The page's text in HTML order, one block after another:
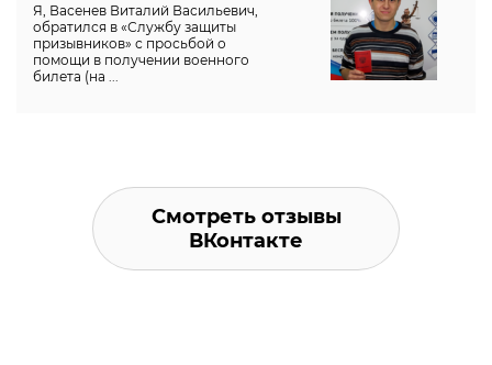
Я, Васенев Виталий Васильевич,
обратился в «Службу защиты
призывников» с просьбой о
помощи в получении военного
билета (на ...
Смотреть отзывы
ВКонтакте